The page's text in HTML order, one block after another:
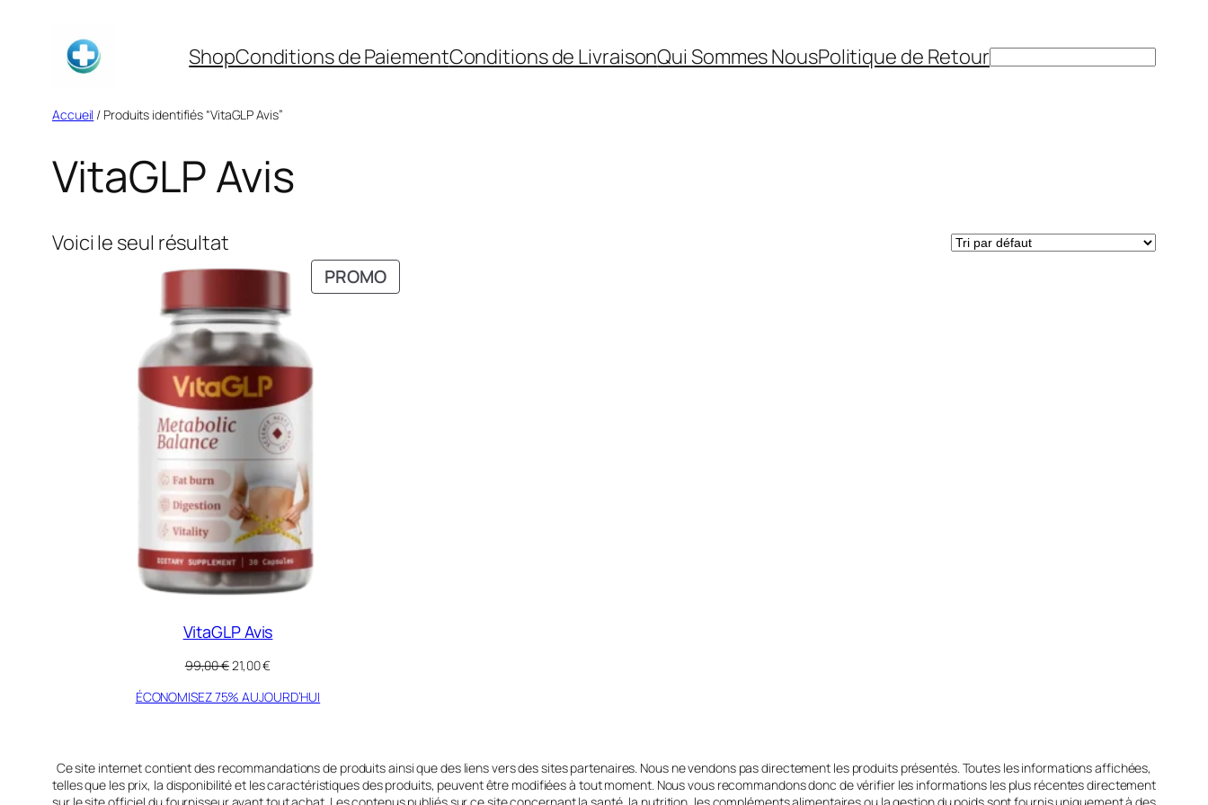
contenu
ShopConditions de PaiementConditions de LivraisonQui Sommes NousPolitique de RetourRechercher
Accueil / Produits identifiés “VitaGLP Avis”
VitaGLP Avis
Voici le seul résultat
PROMOPRODUIT
EN
VitaGLP Avis
99,00€Le
initial
21,00€Le
actuel
ÉCONOMISEZ 75% AUJOURD’HUI
Ce site internet contient des recommandations de produits ainsi que des liens vers des sites partenaires. Nous ne vendons pas directement les produits présentés. Toutes les informations affichées,
telles que les prix, la disponibilité et les caractéristiques des produits, peuvent être modifiées à tout moment. Nous vous recommandons donc de vérifier les informations les plus récentes directement